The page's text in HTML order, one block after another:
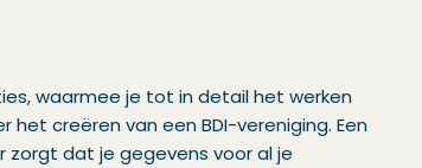
waarmee je tot in detail het werken
creëren van een BDI-vereniging. Een
zorgt dat je gegevens voor al je